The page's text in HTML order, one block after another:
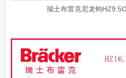
瑞士布雷克尼龙钩